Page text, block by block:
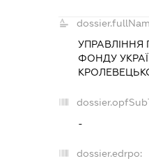
УПРАВЛІННЯ
ФОНДУ
-
dossier.edrpo: